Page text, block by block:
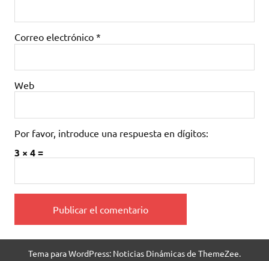
Correo electrónico *
Web
Por favor, introduce una respuesta en dígitos:
3 × 4 =
Tema para WordPress: Noticias Dinámicas de ThemeZee.